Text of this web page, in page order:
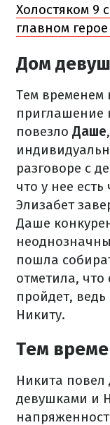
Холостяком 9
главном
Дом
Тем временем
приглашение
повезло Даше
разговоре с
что у нее
Элизабет
Даше
пошла
отметила,
пройдет, ведь
Никиту.
Тем
Никита повел
девушками и